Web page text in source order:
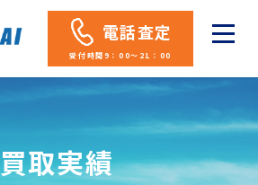
電話査定
受付時間9：00～21：00
買取実績